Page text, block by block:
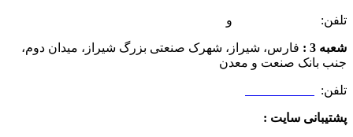
تلفن: و
شعبه 3 :
فارس، شیراز، شهرک صنعتی بزرگ شیراز، میدان دوم،
جنب بانک صنعت و معدن
تلفن:
پشتیبانی سایت :